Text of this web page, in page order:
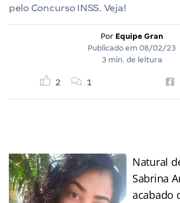
pelo Concurso INSS. Veja!
Por Equipe Gran
Publicado em 08/02/23
3 min. de leitura
2 1
Natural
Sabrina
acabado